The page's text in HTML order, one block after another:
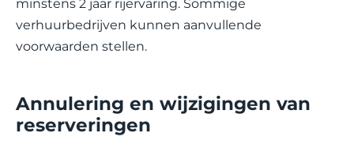
minstens 2 jaar rijervaring. Sommige
verhuurbedrijven kunnen aanvullende
voorwaarden stellen.
Annulering en wijzigingen van
reserveringen